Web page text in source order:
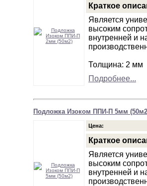
Краткое
Является
высоким
внутренней и
Толщина: 2 мм
Подробнее...
Подложка Изоком ППИ-П 5мм
Цена:
Краткое
Является
высоким
внутренней и